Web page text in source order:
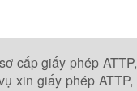
cấp giấy phép ATTP,
xin giấy phép ATTP,